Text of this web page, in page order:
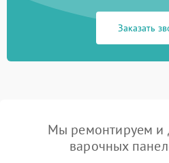
Заказать
Мы ремонтируем и
варочных